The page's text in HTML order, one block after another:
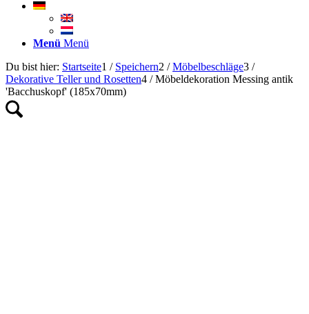
Menü Menü
Du bist hier: Startseite1 / Speichern2 / Möbelbeschläge3 /
Dekorative Teller und Rosetten4 / Möbeldekoration Messing antik
'Bacchuskopf' (185x70mm)